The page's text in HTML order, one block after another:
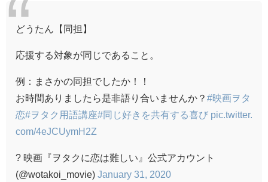
どうたん【同担】
応援する対象が同じであること。
例：まさかの同担でしたか！！
お時間ありましたら是非語り合いませんか？ #映画ヲタ
恋#ヲタク用語講座#同じ好きを共有する喜び pic.twitter.
com/4eJCUymH2Z
? 映画『ヲタクに恋は難しい』公式アカウント
(@wotakoi_movie) January 31, 2020